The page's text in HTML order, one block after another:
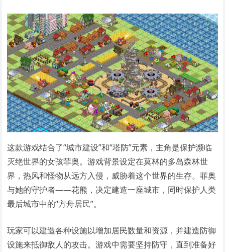
这款游戏结合了“城市建设”和“塔防”元素，主角是保护濒临
灭绝世界的女孩菲奥。游戏背景设定在莫林的多岛森林世
界，热风和怪物从远方入侵，威胁着这个世界的生存。菲奥
与她的守护者——花熊，决定建造一座城市，同时保护人类
最后城市中的“方舟居民”。
玩家可以建造各种设施以增加居民数量和资源，并建造防御
设施来抵御敌人的攻击。游戏中需要坚持防守，直到准备好